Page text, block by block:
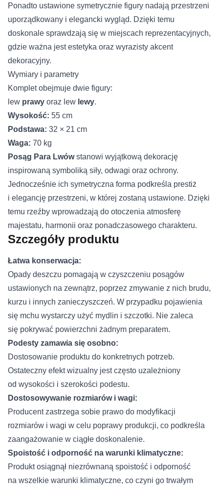
Ponadto ustawione symetrycznie figury nadają przestrzeni
uporządkowany i elegancki wygląd. Dzięki temu
doskonale sprawdzają się w miejscach reprezentacyjnych,
gdzie ważna jest estetyka oraz wyrazisty akcent
dekoracyjny.
Wymiary i parametry
Komplet obejmuje dwie figury:
lew prawy oraz lew lewy.
Wysokość: 55 cm
Podstawa: 32 × 21 cm
Waga: 70 kg
Posąg Para Lwówstanowi wyjątkową dekorację
inspirowaną symboliką siły, odwagi oraz ochrony.
Jednocześnie ich symetryczna forma podkreśla prestiż
i elegancję przestrzeni, w której zostaną ustawione. Dzięki
temu rzeźby wprowadzają do otoczenia atmosferę
majestatu, harmonii oraz ponadczasowego charakteru.
Szczegóły produktu
Łatwa konserwacja:
Opady deszczu pomagają w czyszczeniu posągów
ustawionych na zewnątrz, poprzez zmywanie z nich brudu,
kurzu i innych zanieczyszczeń. W przypadku pojawienia
się mchu wystarczy użyć mydlin i szczotki. Nie zaleca
się pokrywać powierzchni żadnym preparatem.
Podesty zamawia się osobno:
Dostosowanie produktu do konkretnych potrzeb.
Ostateczny efekt wizualny jest często uzależniony
od wysokości i szerokości podestu.
Dostosowywanie rozmiarów i wagi:
Producent zastrzega sobie prawo do modyfikacji
rozmiarów i wagi w celu poprawy produkcji, co podkreśla
zaangażowanie w ciągłe doskonalenie.
Spoistość i odporność na warunki klimatyczne:
Produkt osiągnął niezrównaną spoistość i odporność
na wszelkie warunki klimatyczne, co czyni go trwałym